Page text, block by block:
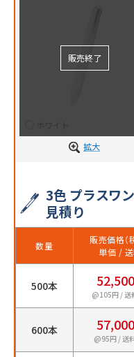
拡大
3色 プラスワ
見積り
数量
販売価格（
単価 /
500本 52,500
@105円 / 送
600本 57,000
@95円 / 送